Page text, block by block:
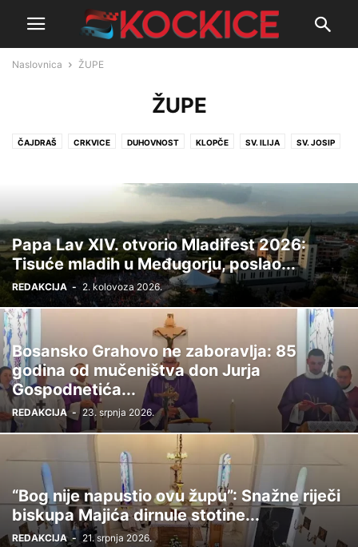
Naslovnica ŽUPE
ŽUPE
ČAJDRAŠ CRKVICE DUHOVNOST KLOPČE SV. ILIJA SV. JOSIP
Papa Lav XIV. otvorio Mladifest 2026:
Tisuće mladih u Međugorju, poslao...
REDAKCIJA - 2. kolovoza 2026.
Bosansko Grahovo ne zaboravlja: 85
godina od mučeništva don Jurja
Gospodnetića...
REDAKCIJA - 23. srpnja 2026.
“Bog nije napustio ovu župu”: Snažne riječi
biskupa Majića dirnule stotine...
REDAKCIJA - 21. srpnja 2026.